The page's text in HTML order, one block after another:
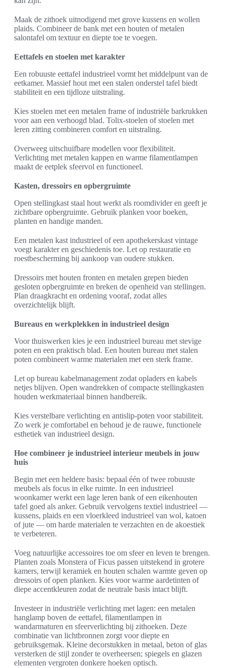
Maak de zithoek uitnodigend met grove kussens en wollen
plaids. Combineer de bank met een houten of metalen
salontafel om textuur en diepte toe te voegen.
Eettafels en stoelen met karakter
Een robuuste eettafel industrieel vormt het middelpunt van de
eetkamer. Massief hout met een stalen onderstel tafel biedt
stabiliteit en een tijdloze uitstraling.
Kies stoelen met een metalen frame of industriële barkrukken
voor aan een verhoogd blad. Tolix-stoelen of stoelen met
leren zitting combineren comfort en uitstraling.
Overweeg uitschuifbare modellen voor flexibiliteit.
Verlichting met metalen kappen en warme filamentlampen
maakt de eetplek sfeervol en functioneel.
Kasten, dressoirs en opbergruimte
Open stellingkast staal hout werkt als roomdivider en geeft je
zichtbare opbergruimte. Gebruik planken voor boeken,
planten en handige manden.
Een metalen kast industrieel of een apothekerskast vintage
voegt karakter en geschiedenis toe. Let op restauratie en
roestbescherming bij aankoop van oudere stukken.
Dressoirs met houten fronten en metalen grepen bieden
gesloten opbergruimte en breken de openheid van stellingen.
Plan draagkracht en ordening vooraf, zodat alles
overzichtelijk blijft.
Bureaus en werkplekken in industrieel design
Voor thuiswerken kies je een industrieel bureau met stevige
poten en een praktisch blad. Een houten bureau met stalen
poten combineert warme materialen met een sterk frame.
Let op bureau kabelmanagement zodat opladers en kabels
netjes blijven. Open wandrekken of compacte stellingkasten
houden werkmateriaal binnen handbereik.
Kies verstelbare verlichting en antislip-poten voor stabiliteit.
Zo werk je comfortabel en behoud je de rauwe, functionele
esthetiek van industrieel design.
Hoe combineer je industrieel interieur meubels in jouw
huis
Begin met een heldere basis: bepaal één of twee robuuste
meubels als focus in elke ruimte. In een industrieel
woonkamer werkt een lage leren bank of een eikenhouten
tafel goed als anker. Gebruik vervolgens textiel industrieel —
kussens, plaids en een vloerkleed industrieel van wol, katoen
of jute — om harde materialen te verzachten en de akoestiek
te verbeteren.
Voeg natuurlijke accessoires toe om sfeer en leven te brengen.
Planten zoals Monstera of Ficus passen uitstekend in grotere
kamers, terwijl keramiek en houten schalen warmte geven op
dressoirs of open planken. Kies voor warme aardetinten of
diepe accentkleuren zodat de neutrale basis intact blijft.
Investeer in industriële verlichting met lagen: een metalen
hanglamp boven de eettafel, filamentlampen in
wandarmaturen en sfeerverlichting bij zithoeken. Deze
combinatie van lichtbronnen zorgt voor diepte en
gebruiksgemak. Kleine decorstukken in metaal, beton of glas
versterken de stijl zonder te overheersen; spiegels en glazen
elementen vergroten donkere hoeken optisch.